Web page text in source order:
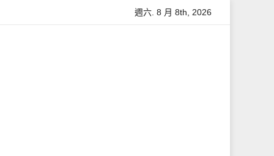
Threads流量變多？高效提升流量的完整教學週六. 8 月 8th, 2026